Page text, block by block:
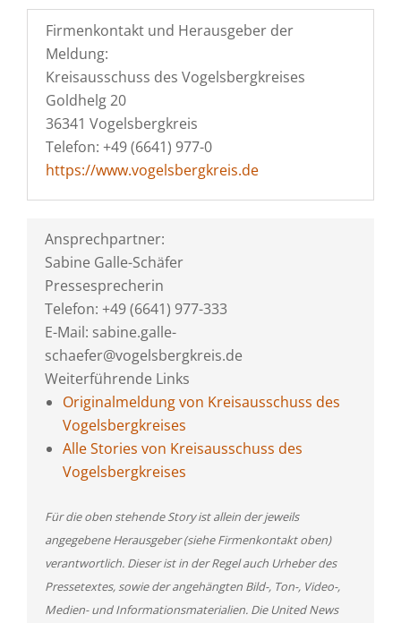
Firmenkontakt und Herausgeber der
Meldung:
Kreisausschuss des Vogelsbergkreises
Goldhelg 20
36341 Vogelsbergkreis
Telefon: +49 (6641) 977-0
https://www.vogelsbergkreis.de
Ansprechpartner:
Sabine Galle-Schäfer
Pressesprecherin
Telefon: +49 (6641) 977-333
E-Mail: sabine.galle-
schaefer@vogelsbergkreis.de
Weiterführende Links
Originalmeldung von Kreisausschuss des
Vogelsbergkreises
Alle Stories von Kreisausschuss des
Vogelsbergkreises
Für die oben stehende Story ist allein der jeweils
angegebene Herausgeber (siehe Firmenkontakt oben)
verantwortlich. Dieser ist in der Regel auch Urheber des
Pressetextes, sowie der angehängten Bild-, Ton-, Video-,
Medien- und Informationsmaterialien. Die United News